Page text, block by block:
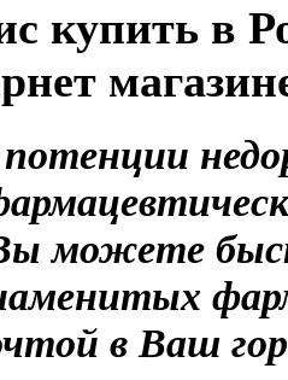
купить в
можете
в Ваш